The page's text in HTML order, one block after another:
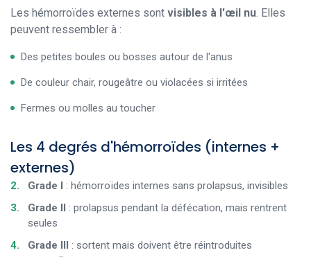
Les hémorroïdes externes sont visibles à l'œil nu. Elles
peuvent ressembler à :
Des petites boules ou bosses autour de l'anus
De couleur chair, rougeâtre ou violacées si irritées
Fermes ou molles au toucher
Les 4 degrés d'hémorroïdes (internes +
externes)
Grade I : hémorroïdes internes sans prolapsus, invisibles
Grade II : prolapsus pendant la défécation, mais rentrent
seules
Grade III : sortent mais doivent être réintroduites